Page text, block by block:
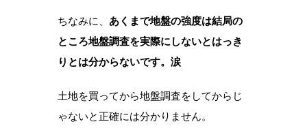
ちなみに、 あくまで地盤の強度は結局の
ところ地盤調査を実際にしないとはっき
りとは分からないです。涙
土地を買ってから地盤調査をしてからじ
ゃないと正確には分かりません。